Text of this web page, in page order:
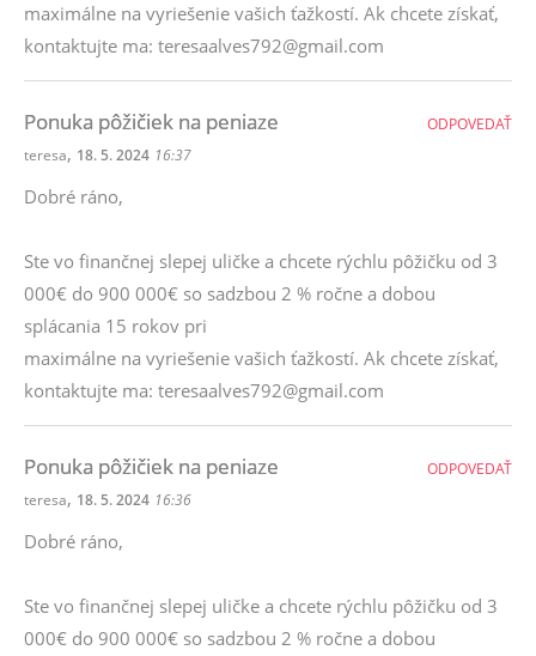
maximálne na vyriešenie vašich ťažkostí. Ak chcete získať,
kontaktujte ma: teresaalves792@gmail.com
Ponuka pôžičiek na peniaze
teresa, 18. 5. 2024 16:37
Dobré ráno,
Ste vo finančnej slepej uličke a chcete rýchlu pôžičku od 3
000€ do 900 000€ so sadzbou 2 % ročne a dobou
splácania 15 rokov pri
maximálne na vyriešenie vašich ťažkostí. Ak chcete získať,
kontaktujte ma: teresaalves792@gmail.com
ODPOVEDAŤ
Ponuka pôžičiek na peniaze
teresa, 18. 5. 2024 16:36
Dobré ráno,
Ste vo finančnej slepej uličke a chcete rýchlu pôžičku od 3
000€ do 900 000€ so sadzbou 2 % ročne a dobou
ODPOVEDAŤ